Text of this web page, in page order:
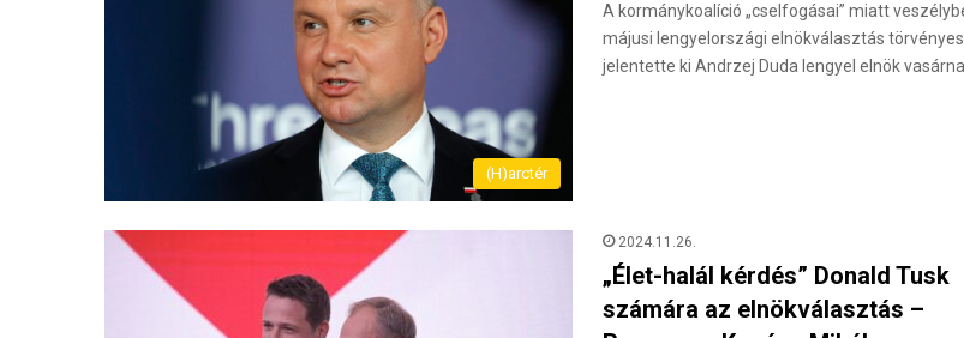
(H)arctér
A kormánykoalíció „cselfogásai” miatt
májusi lengyelországi elnökválasztás
jelentette ki Andrzej Duda lengyel elnök
2024.11.26.
„Élet-halál kérdés” Donald Tusk
számára az elnökválasztás –